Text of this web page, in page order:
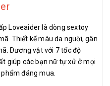
Loveaider là dòng sextoy
Thiết kế màu da nguời, gân
Dương vật với 7 tốc độ
giúp các bạn nữ tự xử ở mọi
đáng mua.